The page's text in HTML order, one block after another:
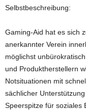
Selbstbeschreibung:
Gaming-Aid hat es sich
anerkannter Verein
möglichst
und Produktherstellern
Notsituationen mit
sächlicher
Speerspitze für soziales